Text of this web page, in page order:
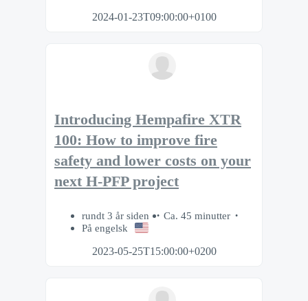
2024-01-23T09:00:00+0100
Introducing Hempafire XTR
100: How to improve fire
safety and lower costs on your
next H-PFP project
rundt 3 år siden
Ca. 45 minutter
På engelsk
2023-05-25T15:00:00+0200